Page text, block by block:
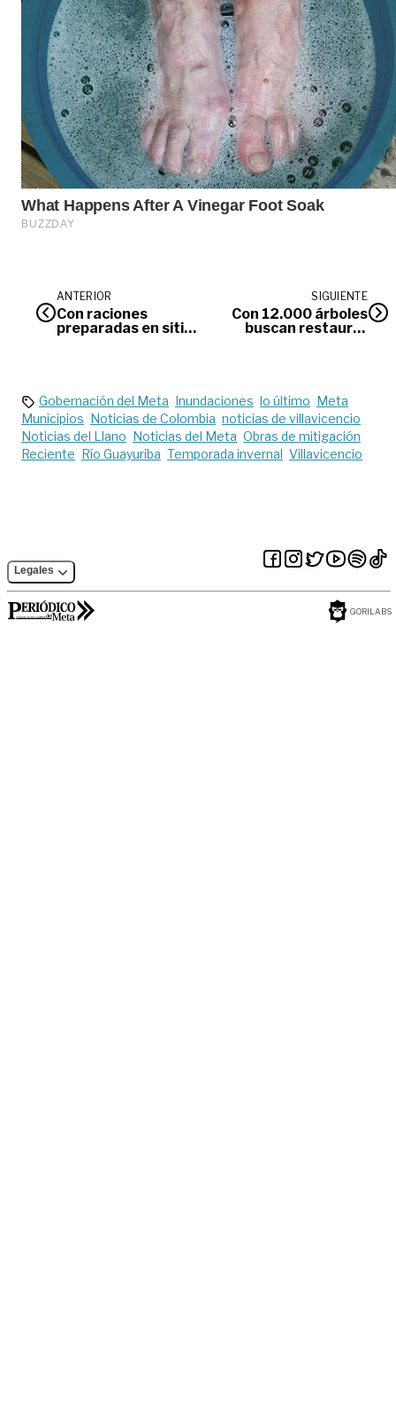
ANTERIOR
Con raciones
preparadas en sitio
SIGUIENTE
Con 12.000 árboles
buscan restaurar
Gobernación del Meta Inundaciones lo último Meta
Municipios Noticias de Colombia noticias de villavicencio
Noticias del Llano Noticias del Meta Obras de mitigación
Reciente Río Guayuriba Temporada invernal Villavicencio
Legales
GORILABS